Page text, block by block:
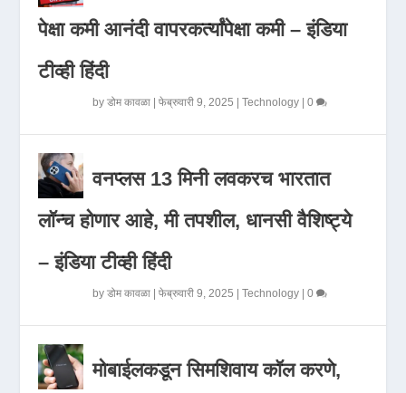
पेक्षा कमी आनंदी वापरकर्त्यांपेक्षा कमी – इंडिया
टीव्ही हिंदी
byडोम कावळा |फेब्रुवारी 9, 2025 |Technology |0
वनप्लस 13 मिनी लवकरच भारतात
लॉन्च होणार आहे, मी तपशील, धानसी वैशिष्ट्ये
– इंडिया टीव्ही हिंदी
byडोम कावळा |फेब्रुवारी 9, 2025 |Technology |0
मोबाईलकडून सिमशिवाय कॉल करणे,